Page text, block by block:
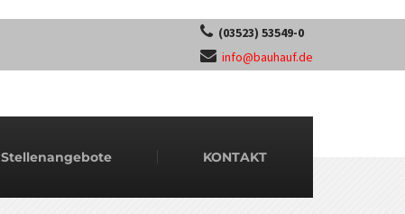
(03523) 53549-0
info@bauhauf.de
Stellenangebote KONTAKT